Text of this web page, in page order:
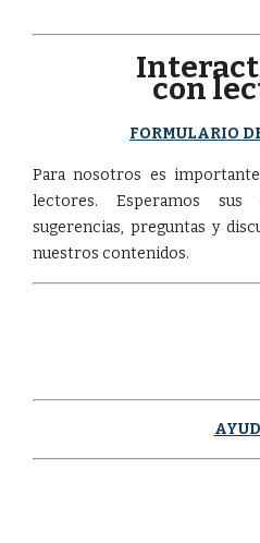
con
FORMULARIO
Para nosotros es
lectores. Esperamos sus
sugerencias, preguntas y
nuestros contenidos.